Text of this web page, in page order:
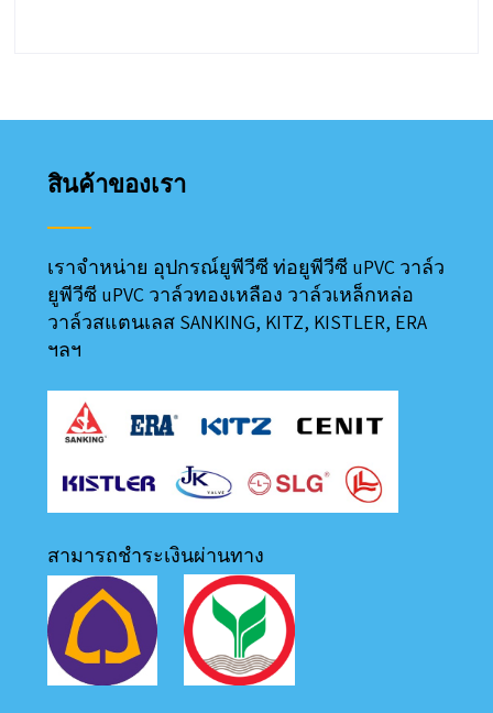
8,500฿
สินค้าของเรา
เราจำหน่าย อุปกรณ์ยูพีวีซี ท่อยูพีวีซี uPVC วาล์ว
ยูพีวีซี uPVC วาล์วทองเหลือง วาล์วเหล็กหล่อ
วาล์วสแตนเลส SANKING, KITZ, KISTLER, ERA
ฯลฯ
สามารถชำระเงินผ่านทาง